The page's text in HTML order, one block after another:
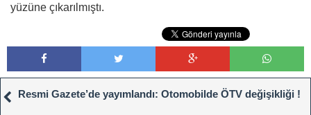
yüzüne çıkarılmıştı.
Resmi Gazete’de yayımlandı: Otomobilde ÖTV değişikliği !